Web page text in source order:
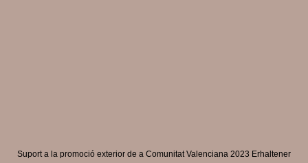
Suport a la promoció exterior de a Comunitat Valenciana 2023 Erhaltener